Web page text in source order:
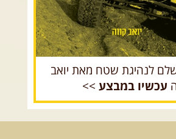
-
רמון-
לנהיגת שטח מאת יואב
עכשיו במבצע >>